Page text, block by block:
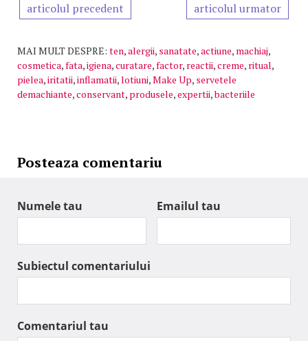
articolul precedent articolul urmator
MAI MULT DESPRE: ten,alergii, sanatate,actiune, machiaj,
cosmetica,fata,igiena,curatare,factor, reactii,creme, ritual,
pielea,iritatii,inflamatii,lotiuni,Make Up, servetele
demachiante,conservant, produsele,expertii,bacteriile
Posteaza comentariu
Numele tau Emailul tau
Subiectul comentariului
Comentariul tau